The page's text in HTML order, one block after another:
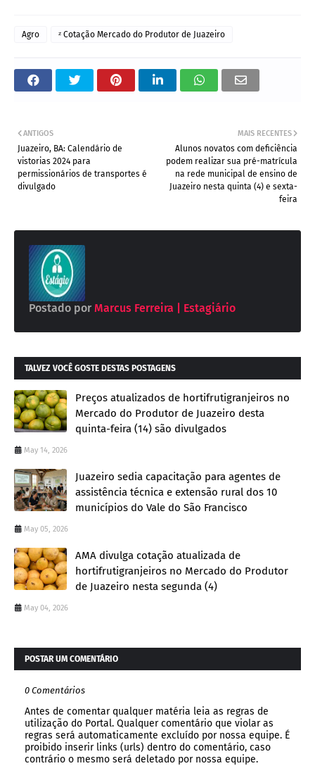
Agro ᶻ Cotação Mercado do Produtor de Juazeiro
MAIS RECENTES
Alunos novatos com deficiência
podem realizar sua pré-matrícula
na rede municipal de ensino de
Juazeiro nesta quinta (4) e sexta-
feira
ANTIGOS
Juazeiro, BA: Calendário de
vistorias 2024 para
permissionários de transportes é
divulgado
Postado por Marcus Ferreira | Estagiário
TALVEZ VOCÊ GOSTE DESTAS POSTAGENS
Preços atualizados de hortifrutigranjeiros no
Mercado do Produtor de Juazeiro desta
quinta-feira (14) são divulgados
May 14, 2026
Juazeiro sedia capacitação para agentes de
assistência técnica e extensão rural dos 10
municípios do Vale do São Francisco
May 05, 2026
AMA divulga cotação atualizada de
hortifrutigranjeiros no Mercado do Produtor
de Juazeiro nesta segunda (4)
May 04, 2026
POSTAR UM COMENTÁRIO
0 Comentários
Antes de comentar qualquer matéria leia as regras de
utilização do Portal. Qualquer comentário que violar as
regras será automaticamente excluído por nossa equipe. É
proibido inserir links (urls) dentro do comentário, caso
contrário o mesmo será deletado por nossa equipe.